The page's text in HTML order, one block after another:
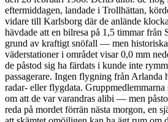
eftermiddagen, landade i Trollhättan,
vidare till Karlsborg där de anlände
hävdade att en bilresa på 1,5 timmar från
grund av kraftigt snöfall — men
väderstationer i området visar 0,0 mm
de påstod sig ha färdats i kunde inte
passagerare. Ingen flygning från Arlanda
radar- eller flygdata. Gruppmedlemmarna
om att de var varandras alibi — men
reda på mordet förrän nästa morgon, en